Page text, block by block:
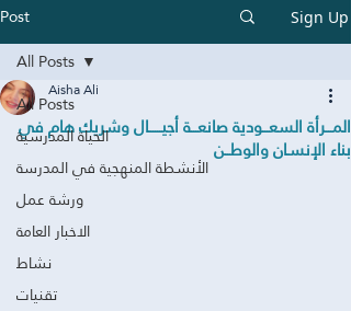
Post Sign Up
All Posts
الحياة المدرسية
الأنشطة المنهجية في المدرسة
ورشة عمل
الاخبار العامة
نشاط
تقنيات
All Posts
‏المـــرأة السعـــودية صانعـــة أجيــــــال وشريك هام في
بناء الإنسـان والوطــن
Aisha Ali